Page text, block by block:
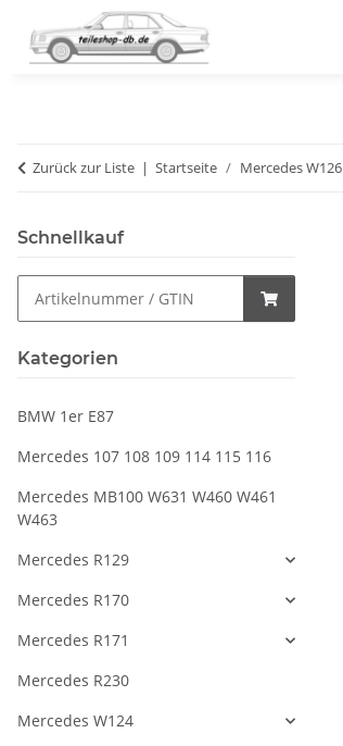
Zurück zur Liste Startseite Mercedes W126
Schnellkauf
Kategorien
BMW 1er E87
Mercedes 107 108 109 114 115 116
Mercedes MB100 W631 W460 W461
W463
Mercedes R129
Mercedes R170
Mercedes R171
Mercedes R230
Mercedes W124